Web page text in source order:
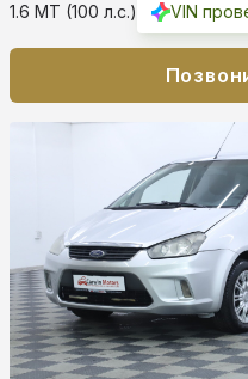
1.6 MT (100 л.с.) VIN